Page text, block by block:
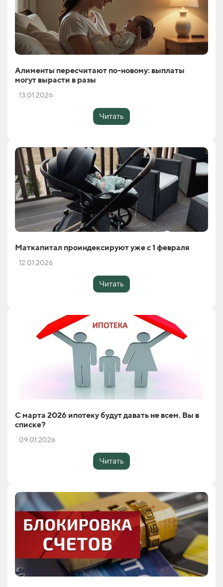
Алименты пересчитают по-новому: выплаты
могут вырасти в разы
13.01.2026
Читать
Маткапитал проиндексируют уже с 1 февраля
12.01.2026
Читать
С марта 2026 ипотеку будут давать не всем. Вы в
списке?
09.01.2026
Читать